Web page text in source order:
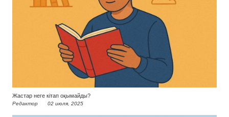
Жастар неге кітап оқымайды?
Редактор 02 июля, 2025